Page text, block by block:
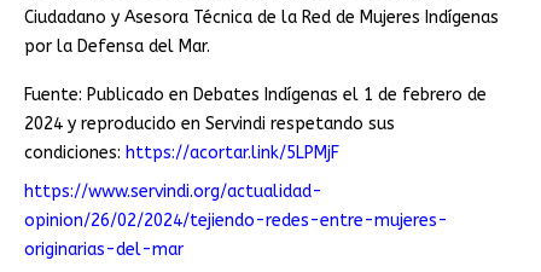
Ciudadano y Asesora Técnica de la Red de Mujeres Indígenas
por la Defensa del Mar.
Fuente: Publicado en Debates Indígenas el 1 de febrero de
2024 y reproducido en Servindi respetando sus
condiciones: https://acortar.link/5LPMjF
https://www.servindi.org/actualidad-
opinion/26/02/2024/tejiendo-redes-entre-mujeres-
originarias-del-mar